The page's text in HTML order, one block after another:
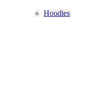
Hoodies